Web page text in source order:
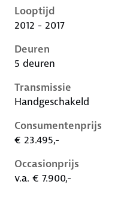
Looptijd
2012 - 2017
Deuren
5 deuren
Transmissie
Handgeschakeld
Consumentenprijs
€ 23.495,-
Occasionprijs
v.a. € 7.900,-